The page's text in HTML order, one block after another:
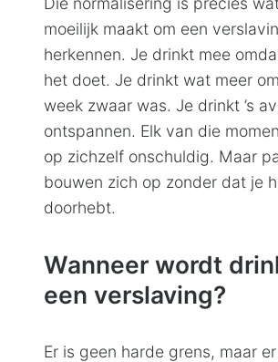
moeilijk maakt om een
herkennen. Je drinkt mee
het doet. Je drinkt wat meer
week zwaar was. Je drinkt ’s
ontspannen. Elk van die
op zichzelf onschuldig. Maar
bouwen zich op zonder dat je
doorhebt.
Wanneer wordt
een verslaving?
Er is geen harde grens, maar